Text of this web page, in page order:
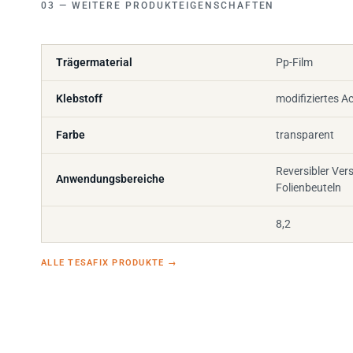
Trägermaterial Pp-Film
Klebstoff modifiziertes
Farbe
Anwendungsbereiche
Reversibler
Folienbeuteln
8,2